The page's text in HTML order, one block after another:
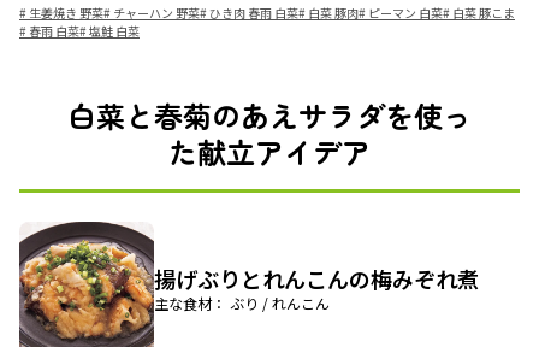
# 生姜焼き 野菜# チャーハン 野菜# ひき肉 春雨 白菜# 白菜 豚肉# ピーマン 白菜# 白菜 豚こま
# 春雨 白菜#塩鮭 白菜
白菜と春菊のあえサラダを使っ
た献立アイデア
揚げぶりとれんこんの梅みぞれ煮
主な食材： ぶり / れんこん